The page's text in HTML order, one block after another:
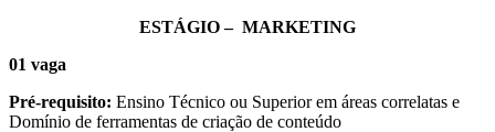
ESTÁGIO – MARKETING
01 vaga
Pré-requisito: Ensino Técnico ou Superior em áreas correlatas e
Domínio de ferramentas de criação de conteúdo